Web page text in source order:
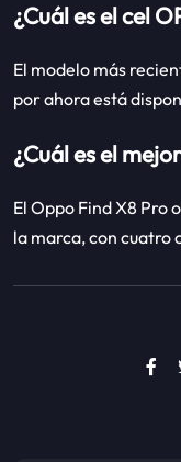
¿Cuál es el cel
El modelo más
por ahora está
¿Cuál es el
El Oppo Find X8 Pro
la marca, con cuatro